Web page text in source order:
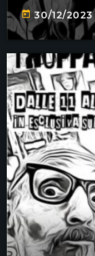
today 30/12/2023